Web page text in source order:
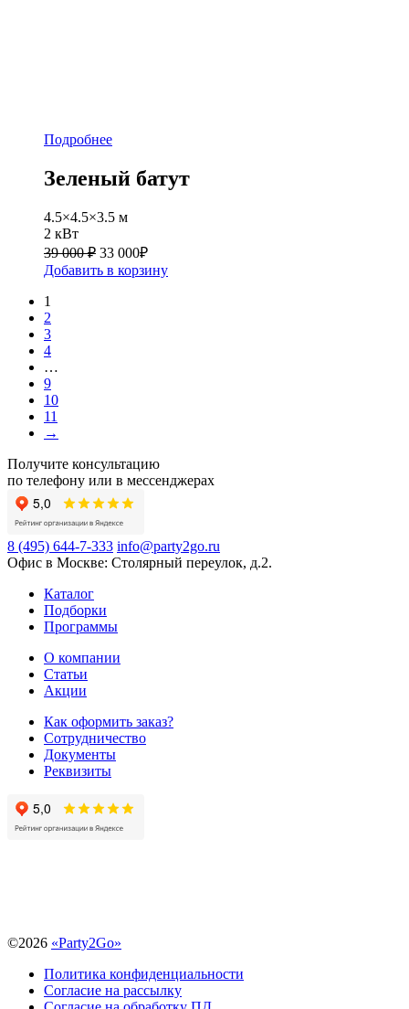
Подробнее
Зеленый батут
4.5×4.5×3.5 м
2 кВт
39 000 ₽ 33 000₽
Добавить в корзину
1
2
3
4
…
9
10
11
→
Получите консультацию
по телефону или в мессенджерах
8 (495) 644-7-333 info@party2go.ru
Офис в Москве: Столярный переулок, д.2.
Каталог
Подборки
Программы
О компании
Статьи
Акции
Как оформить заказ?
Сотрудничество
Документы
Реквизиты
©2026 «Party2Go»
Политика конфиденциальности
Согласие на рассылку